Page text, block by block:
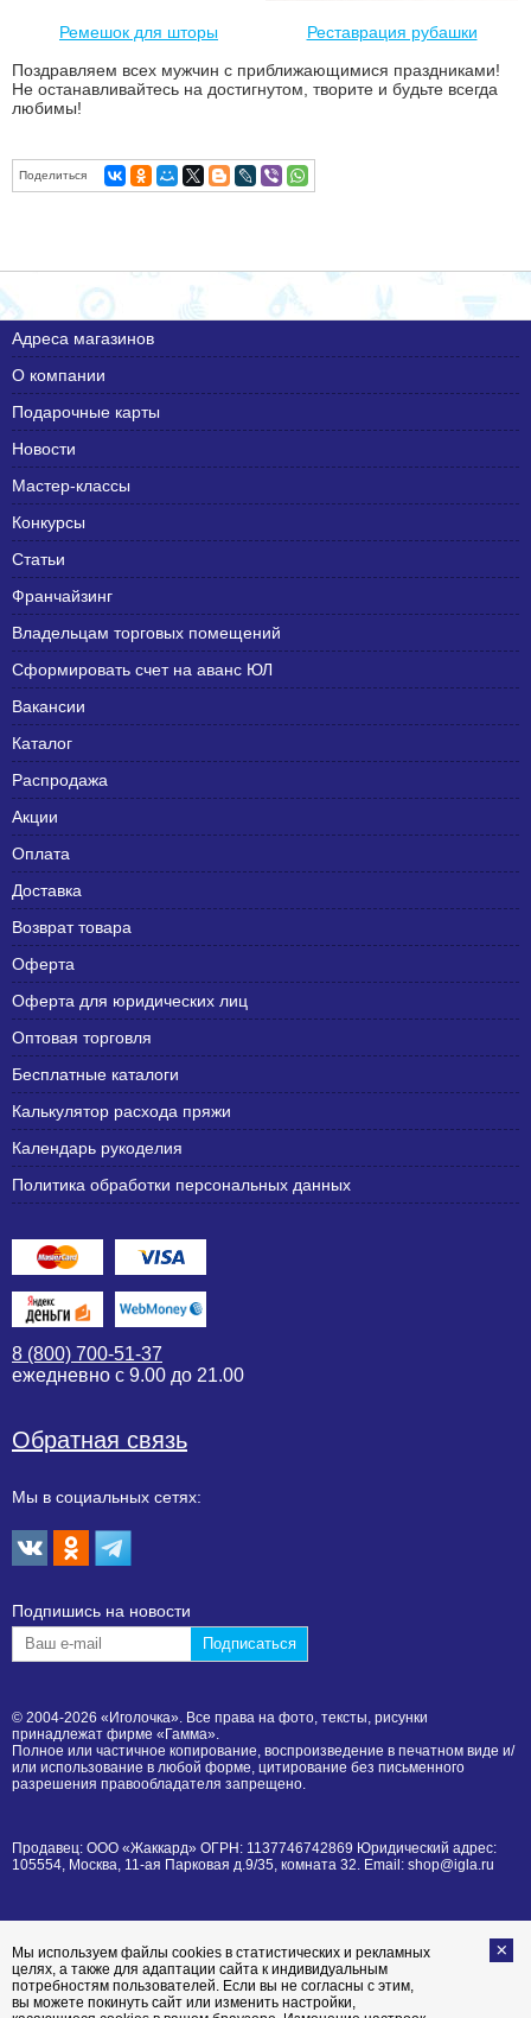
Ремешок для шторы
Реставрация рубашки
Поздравляем всех мужчин с приближающимися праздниками!
Не останавливайтесь на достигнутом, творите и будьте всегда
любимы!
Поделиться
Адреса магазинов
О компании
Подарочные карты
Новости
Мастер-классы
Конкурсы
Статьи
Франчайзинг
Владельцам торговых помещений
Сформировать счет на аванс ЮЛ
Вакансии
Каталог
Распродажа
Акции
Оплата
Доставка
Возврат товара
Оферта
Оферта для юридических лиц
Оптовая торговля
Бесплатные каталоги
Калькулятор расхода пряжи
Календарь рукоделия
Политика обработки персональных данных
8 (800) 700-51-37
ежедневно с 9.00 до 21.00
Обратная связь
Мы в социальных сетях:
Подпишиcь на новости
© 2004-2026 «Иголочка». Все права на фото, тексты, рисунки
принадлежат фирме «Гамма».
Полное или частичное копирование, воспроизведение в печатном виде и/
или использование в любой форме, цитирование без письменного
разрешения правообладателя запрещено.
Продавец: ООО «Жаккард» ОГРН: 1137746742869 Юридический адрес:
105554, Москва, 11-ая Парковая д.9/35, комната 32. Email: shop@igla.ru
Мы используем файлы cookies в статистических и рекламных
целях, а также для адаптации сайта к индивидуальным
потребностям пользователей. Если вы не согласны с этим,
вы можете покинуть сайт или изменить настройки,